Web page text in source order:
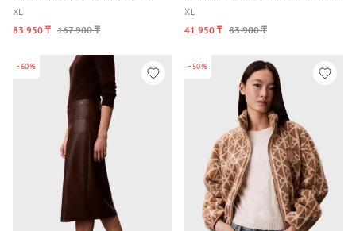
XL
83 950 ₸ 167 900 ₸
XL
41 950 ₸ 83 900 ₸
-60% -50%